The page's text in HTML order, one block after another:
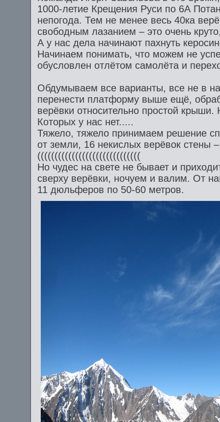
1000-летие Крещения Руси по 6А
непогода. Тем не менее весь 40ка
свободным лазанием – это очень
А у нас дела начинают пахнуть
Начинаем понимать, что можем не
обусловлен отлётом самолёта и
Обдумываем все варианты, все не в
перенести платформу выше ещё,
верёвки относительно простой
Которых у нас нет.....
Тяжело, тяжело принимаем решение
от земли, 16 некислых верёвок стены
((((((((((((((((((((((((((((((
Но чудес на свете не бывает и
сверху верёвки, ночуем и валим. От
11 дюльферов по 50-60 метров.